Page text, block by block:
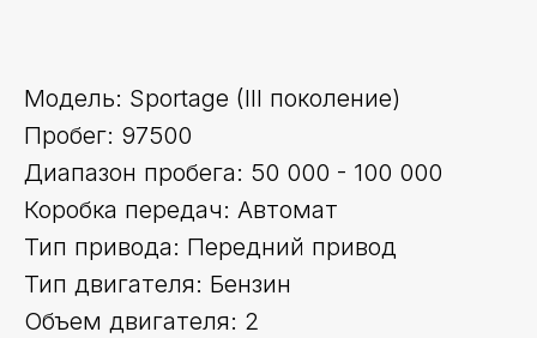
Модель: Sportage (III поколение)
Пробег: 97500
Диапазон пробега: 50 000 - 100 000
Коробка передач: Автомат
Тип привода: Передний привод
Тип двигателя: Бензин
Объем двигателя: 2